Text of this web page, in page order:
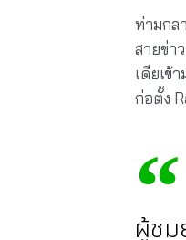
ท่ามกล
สายข่า
เดียเข้
ก่อตั้ง
ผู้ชม